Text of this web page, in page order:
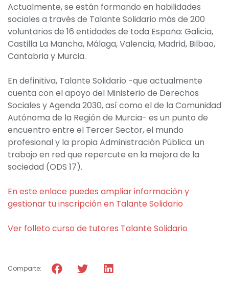
Actualmente, se están formando en habilidades
sociales a través de Talante Solidario más de 200
voluntarios de 16 entidades de toda España: Galicia,
Castilla La Mancha, Málaga, Valencia, Madrid, Bilbao,
Cantabria y Murcia.
En definitiva, Talante Solidario -que actualmente
cuenta con el apoyo del Ministerio de Derechos
Sociales y Agenda 2030, así como el de la Comunidad
Autónoma de la Región de Murcia- es un punto de
encuentro entre el Tercer Sector, el mundo
profesional y la propia Administración Pública: un
trabajo en red que repercute en la mejora de la
sociedad (ODS 17).
En este enlace puedes ampliar información y
gestionar tu inscripción en Talante Solidario
Ver folleto curso de tutores Talante Solidario
Comparte: